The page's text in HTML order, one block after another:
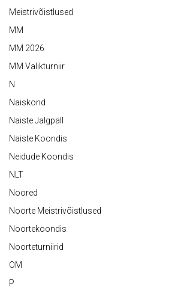
Meistrivõistlused
MM
MM 2026
MM Valikturniir
N
Naiskond
Naiste Jalgpall
Naiste Koondis
Neidude Koondis
NLT
Noored
Noorte Meistrivõistlused
Noortekoondis
Noorteturniirid
OM
P